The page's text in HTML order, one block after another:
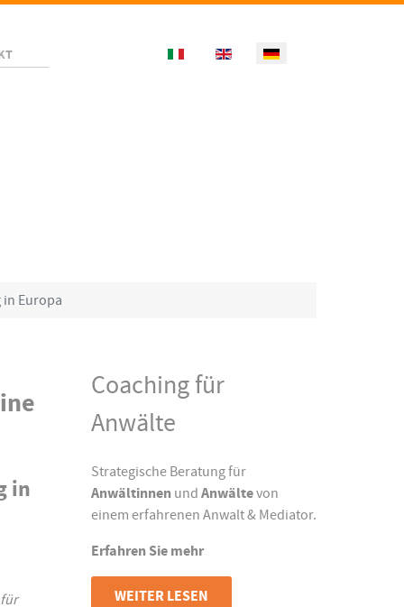
Select your language
in Europa
in
Coaching für
Anwälte
Strategische Beratung für
Anwältinnen und Anwältevon
einem erfahrenen Anwalt & Mediator.
Erfahren Sie mehr
WEITER LESEN